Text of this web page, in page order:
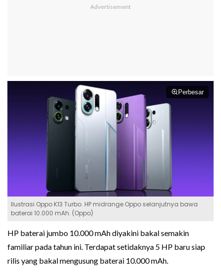
Perbesar
Ilustrasi Oppo K13 Turbo. HP midrange Oppo selanjutnya bawa
baterai 10.000 mAh. (Oppo)
HP baterai jumbo 10.000 mAh diyakini bakal semakin
familiar pada tahun ini. Terdapat setidaknya 5 HP baru siap
rilis yang bakal mengusung baterai 10.000 mAh.